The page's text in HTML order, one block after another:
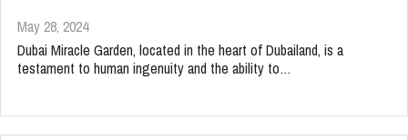
May 28, 2024
Dubai Miracle Garden, located in the heart of Dubailand, is a
testament to human ingenuity and the ability to…